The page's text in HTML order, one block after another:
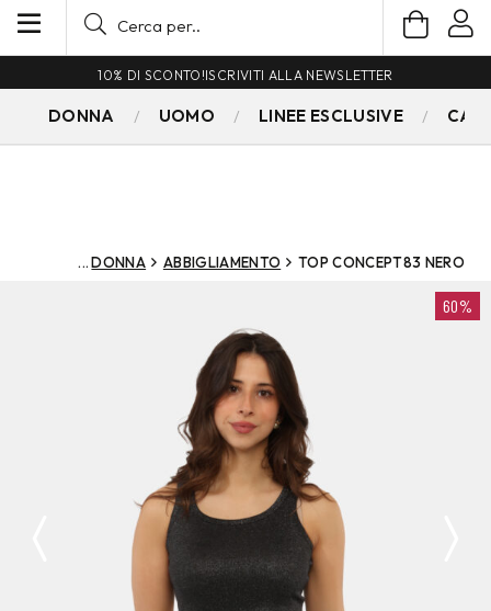
10% DI SCONTO!ISCRIVITI ALLA NEWSLETTER
DONNA UOMO LINEE ESCLUSIVE
DONNA ABBIGLIAMENTO TOP CONCEPT83 NERO
60%